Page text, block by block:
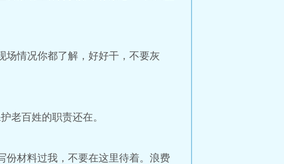
情况你都了解，好好干，不要灰
百姓的职责还在。
材料过我，不要在这里待着。浪费